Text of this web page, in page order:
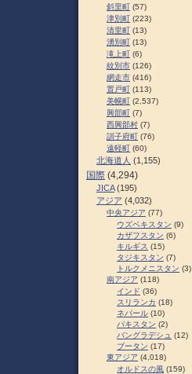
斜里町 (57)
津別町 (223)
清里町 (13)
湧別町 (13)
滝上町 (6)
紋別市 (126)
網走市 (416)
置戸町 (113)
美幌町 (2,537)
興部町 (7)
西興部村 (7)
訓子府町 (76)
遠軽町 (60)
北海道人 (1,155)
国際 (4,294)
JICA(195)
アジア (4,032)
中央アジア (77)
ウズベキスタン (9)
カザフスタン (6)
キルギス (15)
タジキスタン (7)
トルクメニスタン (3)
南アジア (118)
インド (36)
スリランカ (18)
ネパール (10)
パキスタン (2)
バングラデシュ (12)
ブータン (17)
東アジア (4,018)
オルドスの風 (159)